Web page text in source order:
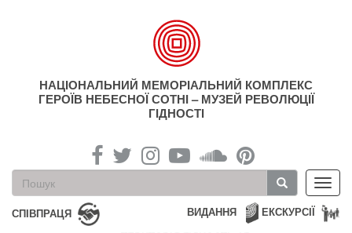
НАЦІОНАЛЬНИЙ МЕМОРІАЛЬНИЙ КОМПЛЕКС
ГЕРОЇВ НЕБЕСНОЇ СОТНІ – МУЗЕЙ РЕВОЛЮЦІЇ
ГІДНОСТІ
Пошукова
форма
Пошук
СПІВПРАЦЯ ЕКСКУРСІЇ
ВИДАННЯ